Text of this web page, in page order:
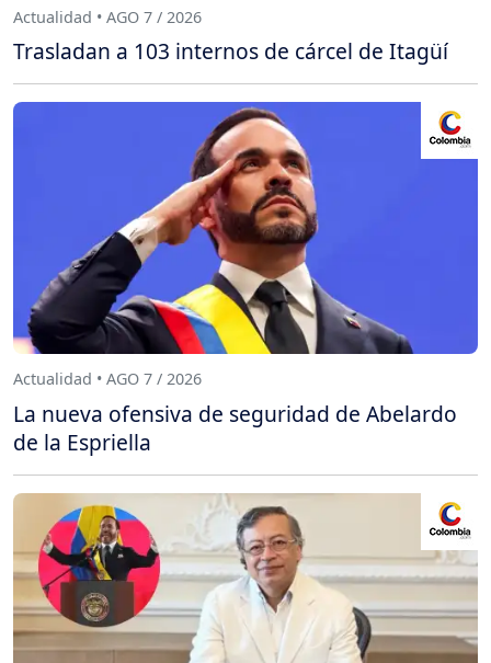
Actualidad • AGO 7 / 2026
Trasladan a 103 internos de cárcel de Itagüí
Actualidad • AGO 7 / 2026
La nueva ofensiva de seguridad de Abelardo
de la Espriella